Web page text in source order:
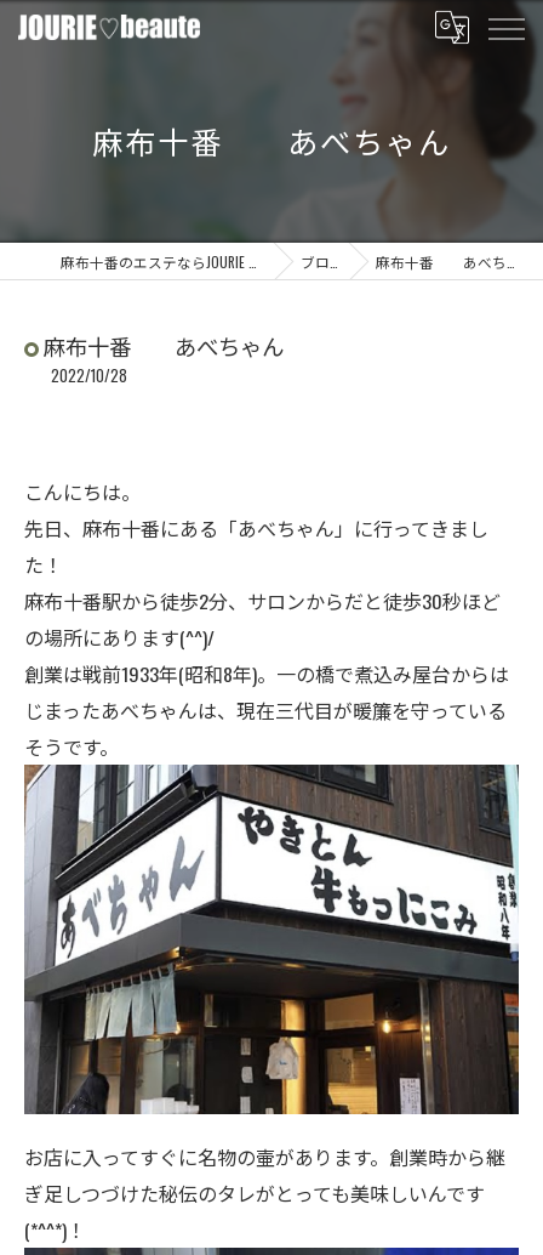
麻布十番 あべちゃん
ブログ 麻布十番 あべちゃん
麻布十番 あべちゃん
2022/10/28
こんにちは。
先日、麻布十番にある「あべちゃん」に行ってきまし
た！
麻布十番駅から徒歩2分、サロンからだと徒歩30秒ほど
の場所にあります(^^)/
創業は戦前1933年(昭和8年)。一の橋で煮込み屋台からは
じまったあべちゃんは、現在三代目が暖簾を守っている
そうです。
お店に入ってすぐに名物の壷があります。創業時から継
ぎ足しつづけた秘伝のタレがとっても美味しいんです
(*^^*)！